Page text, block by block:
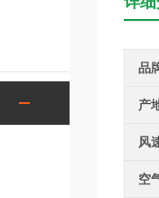
品
产
风
空